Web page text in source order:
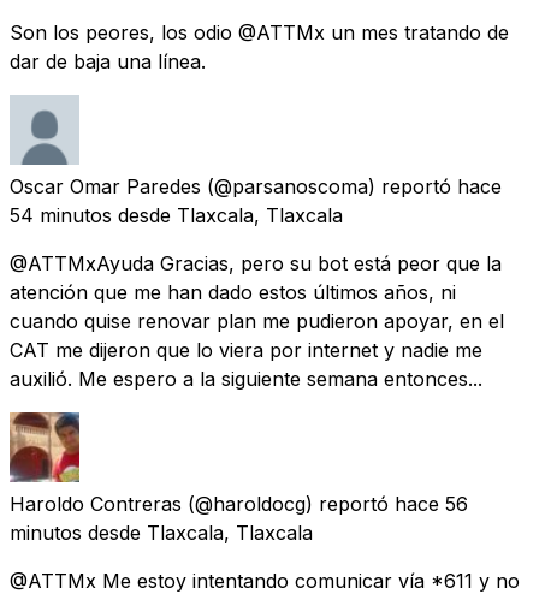
Son los peores, los odio @ATTMx un mes tratando de
dar de baja una línea.
Oscar Omar Paredes (@parsanoscoma) reportó hace
54 minutos desde Tlaxcala, Tlaxcala
@ATTMxAyuda Gracias, pero su bot está peor que la
atención que me han dado estos últimos años, ni
cuando quise renovar plan me pudieron apoyar, en el
CAT me dijeron que lo viera por internet y nadie me
auxilió. Me espero a la siguiente semana entonces...
Haroldo Contreras (@haroldocg) reportó hace 56
minutos desde Tlaxcala, Tlaxcala
@ATTMx Me estoy intentando comunicar vía *611 y no